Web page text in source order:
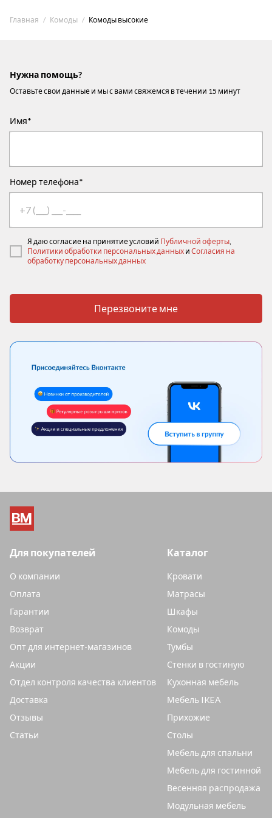
Главная Комоды Комоды высокие
Нужна помощь?
Оставьте свои данные и мы с вами свяжемся в течении 15 минут
Имя*
Номер телефона*
Я даю согласие на принятие условий Публичной оферты,
Политики обработки персональных данных и Согласия на
обработку персональных данных
Перезвоните мне
Каталог
Кровати
Матрасы
Шкафы
Комоды
Тумбы
Стенки в гостиную
Кухонная мебель
Мебель IKEA
Прихожие
Столы
Мебель для спальни
Мебель для гостинной
Весенняя распродажа
Модульная мебель
Для покупателей
О компании
Оплата
Гарантии
Возврат
Опт для интернет-магазинов
Акции
Отдел контроля качества клиентов
Доставка
Отзывы
Статьи